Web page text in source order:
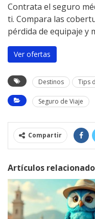
Contrata el seguro
ti. Compara las
pérdida de equipaje y
Ver ofertas
Destinos Tips
Seguro de Viaje
Compartir
Artículos